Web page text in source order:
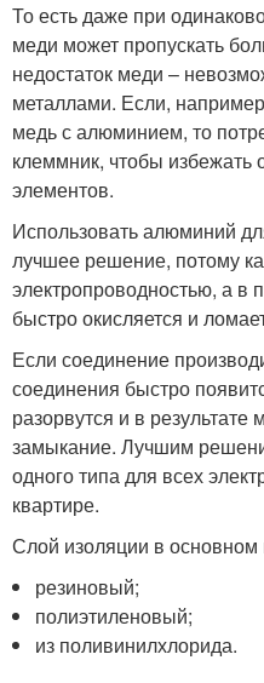
То есть даже при
меди может пропускать
недостаток меди –
металлами. Если,
медь с алюминием, то
клеммник, чтобы избежать
элементов.
Использовать алюминий
лучшее решение, потому
электропроводностью, а в
быстро окисляется и
Если соединение
соединения быстро
разорвутся и в результате
замыкание. Лучшим
одного типа для всех
квартире.
Слой изоляции в основном
резиновый;
полиэтиленовый;
из поливинилхлорида.